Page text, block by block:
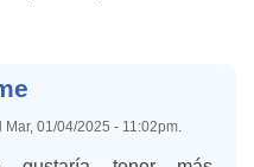
01/04/2025 - 11:02pm.